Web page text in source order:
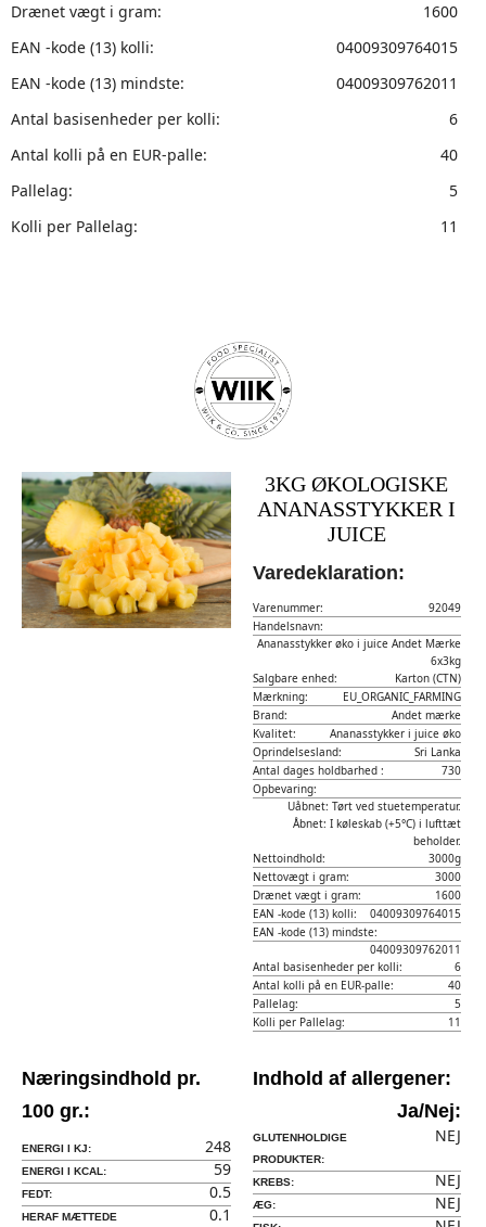
Drænet vægt i gram:
1600
EAN -kode (13) kolli:
04009309764015
EAN -kode (13) mindste:
04009309762011
Antal basisenheder per kolli:
6
Antal kolli på en EUR-palle:
40
Pallelag:
5
Kolli per Pallelag:
11
3KG ØKOLOGISKE
ANANASSTYKKER I
JUICE
Varedeklaration:
Varenummer:
92049
Handelsnavn:
Ananasstykker øko i juice Andet Mærke
6x3kg
Salgbare enhed:
Karton (CTN)
Mærkning:
EU_ORGANIC_FARMING
Brand:
Andet mærke
Kvalitet:
Ananasstykker i juice øko
Oprindelsesland:
Sri Lanka
Antal dages holdbarhed :
730
Opbevaring:
Uåbnet: Tørt ved stuetemperatur.
Åbnet: I køleskab (+5°C) i lufttæt
beholder.
Nettoindhold:
3000g
Nettovægt i gram:
3000
Drænet vægt i gram:
1600
EAN -kode (13) kolli:
04009309764015
EAN -kode (13) mindste:
04009309762011
Antal basisenheder per kolli:
6
Antal kolli på en EUR-palle:
40
Pallelag:
5
Kolli per Pallelag:
11
Næringsindhold pr.
100 gr.:
ENERGI I KJ: 248
ENERGI I KCAL: 59
FEDT: 0.5
HERAF MÆTTEDE 0.1
Indhold af allergener:
Ja/Nej:
GLUTENHOLDIGE
PRODUKTER:
NEJ
KREBS: NEJ
ÆG: NEJ